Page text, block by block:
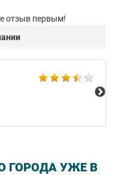
отзыв первым!
ГОРОДА УЖЕ В